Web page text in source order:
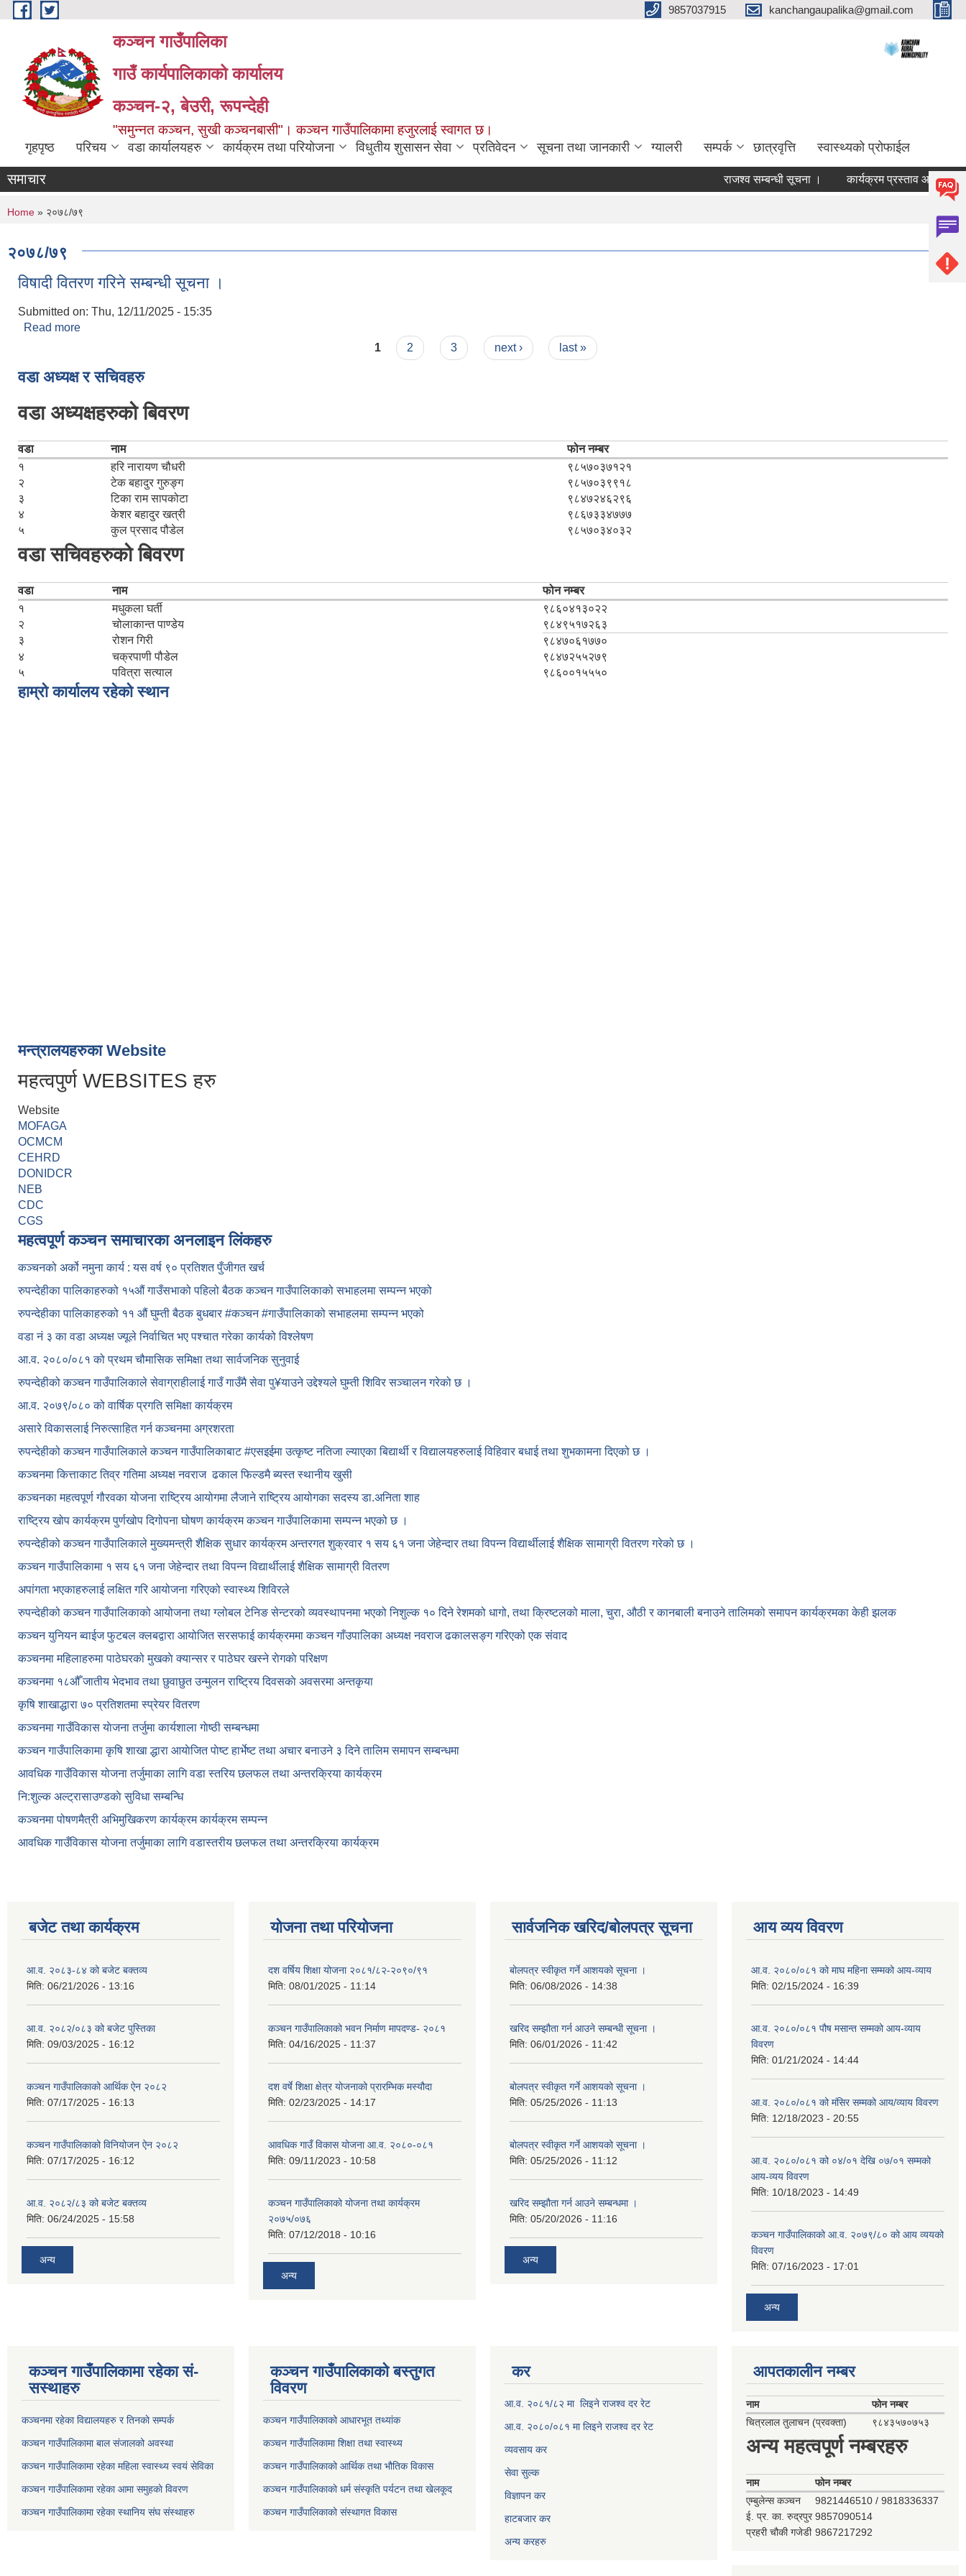
Skip to main content 9857037915 kanchangaupalika@gmail.com
कञ्चन गाउँपालिका
गाउँ कार्यपालिकाको कार्यालय
कञ्‍चन-२, बेउरी, रूपन्देही
"समुन्‍नत कञ्‍चन, सुखी कञ्‍चनबासी"। कञ्चन गाउँपालिकामा हजुरलाई स्वागत छ।
गृहपृष्ठ परिचय वडा कार्यालयहरु कार्यक्रम तथा परियोजना विधुतीय शुसासन सेवा प्रतिवेदन सूचना तथा जानकारी ग्यालरी सम्पर्क छात्रवृत्ति स्वास्थ्यको प्रोफाईल
समाचार राजश्व सम्बन्धी सूचना । कार्यक्रम प्रस्ताव आव्हान सम्बन्धी
You are here
Home » २०७८/७९
२०७८/७९
विषादी वितरण गरिने सम्बन्धी सूचना ।
Submitted on: Thu, 12/11/2025 - 15:35
Read more
1 2 3 next › last »
वडा अध्यक्ष र सचिवहरु
वडा अध्यक्षहरुको बिवरण
वडा नाम
फोन नम्बर
१
हरि नारायण चौधरी
९८५७०३७१२१
२
टेक बहादुर गुरुङ्ग
९८५७०३९९१८
३
टिका राम सापकोटा
९८४७२४६२९६
४
केशर बहादुर खत्री
९८६७३३४७७७
५
कुल प्रसाद पौडेल ९८५७०३४०३२
वडा सचिवहरुको बिवरण
वडा नाम
फोन नम्बर
१
मधुकला घर्ती
९८६०४१३०२२
२
चोलाकान्त पाण्डेय
९८४९५१७२६३
३
रोशन गिरी
९८४७०६१७७०
४
चक्रपाणी पौडेल
९८४७२५५२७९
५
पवित्रा सत्याल ९८६००१५५५०
हाम्रो कार्यालय रहेको स्थान
मन्त्रालयहरुका Website
महत्वपुर्ण WEBSITES हरु
Website
MOFAGA
OCMCM
CEHRD
DONIDCR
NEB
CDC
CGS
महत्वपूर्ण कञ्चन समाचारका अनलाइन लिंकहरु
कञ्चनको अर्को नमुना कार्य : यस वर्ष ९० प्रतिशत पुँजीगत खर्च
रुपन्देहीका पालिकाहरुको १५औं गाउँसभाको पहिलो बैठक कञ्चन गाउँपालिकाको सभाहलमा सम्पन्न भएको
रुपन्देहीका पालिकाहरुको ११ औं घुम्ती बैठक बुधबार #कञ्चन #गाउँपालिकाको सभाहलमा सम्पन्न भएको
वडा नं ३ का वडा अध्यक्ष ज्यूले निर्वाचित भए पश्चात गरेका कार्यको विश्लेषण
आ.व. २०८०/०८१ को प्रथम चौमासिक समिक्षा तथा सार्वजनिक सुनुवाई
रुपन्देहीको कञ्चन गाउँपालिकाले सेवाग्राहीलाई गाउँ गाउँमै सेवा पु¥याउने उद्देश्यले घुम्ती शिविर सञ्चालन गरेको छ ।
आ.व. २०७९/०८० को वार्षिक प्रगति समिक्षा कार्यक्रम
असारे विकासलाई निरुत्साहित गर्न कञ्चनमा अग्रशरता
रुपन्देहीको कञ्चन गाउँपालिकाले कञ्चन गाउँपालिकाबाट#एसइईमा उत्कृष्ट नतिजा ल्याएका बिद्यार्थी र विद्यालयहरुलाई विहिवार बधाई तथा शुभकामना दिएको छ ।
कञ्चनमा कित्ताकाट तिव्र गतिमा अध्यक्ष नवराज ढकाल फिल्डमै ब्यस्त स्थानीय खुसी
कञ्चनका महत्वपूर्ण गौरवका योजना राष्ट्रिय आयोगमा लैजाने राष्ट्रिय आयोगका सदस्य डा.अनिता शाह
राष्ट्रिय खोप कार्यक्रम पुर्णखोप दिगोपना घोषण कार्यक्रम कञ्‍चन गाउँपालिकामा सम्पन्न भएको छ ।
रुपन्देहीको कञ्चन गाउँपालिकाले मुख्यमन्त्री शैक्षिक सुधार कार्यक्रम अन्तरगत शुक्रवार १ सय ६१ जना जेहेन्दार तथा विपन्न विद्यार्थीलाई शैक्षिक सामाग्री वितरण गरेको छ ।
कञ्चन गाउँपालिकामा १ सय ६१ जना जेहेन्दार तथा विपन्न विद्यार्थीलाई शैक्षिक सामाग्री वितरण
अपांगता भएकाहरुलाई लक्षित गरि आयोजना गरिएको स्वास्थ्य शिविरले
रुपन्देहीको कञ्चन गाउँपालिकाको आयोजना तथा ग्लोबल टेनिङ सेन्टरको व्यवस्थापनमा भएको निशुल्क १० दिने रेशमको धागो, तथा क्रिष्टलको माला, चुरा, औठी र कानबाली बनाउने तालिमको समापन कार्यक्रमका केही झलक
कञ्चन युनियन ब्वाईज फुटबल क्लबद्वारा आयोजित सरसफाई कार्यक्रममा कञ्चन गाँउपालिका अध्यक्ष नवराज ढकालसङ्ग गरिएको एक संवाद
कञ्‍चनमा महिलाहरुमा पाठेघरको मुखकाे क्यान्सर र पाठेघर खस्‍ने राेगकाे परिक्षण
कञ्‍चनमा १८औँ जातीय भेदभाव तथा छुवाछुत उन्मुलन राष्ट्रिय दिवसकाे अवसरमा अन्तकृया
कृषि शाखाद्धारा ७० प्रतिशतमा स्प्रेयर वितरण
कञ्‍चनमा गाउँविकास याेजना तर्जुमा कार्यशाला गाेष्ठी सम्बन्धमा
कञ्‍चन गाउँपालिकामा कृषि शाखा द्धारा आयाेजित पाेष्ट हार्भेष्ट तथा अचार बनाउने ३ दिने तालिम समापन सम्बन्‍धमा
आवधिक गाउँविकास योजना तर्जुमाका लागि वडा स्तरिय छलफल तथा अन्तरक्रिया कार्यक्रम
नि:शुल्क अल्ट्रासाउण्डकाे सुविधा सम्बन्धि
कञ्चनमा पोषणमैत्री अभिमुखिकरण कार्यक्रम कार्यक्रम सम्पन्न
आवधिक गाउँविकास योजना तर्जुमाका लागि वडास्तरीय छलफल तथा अन्तरक्रिया कार्यक्रम
बजेट तथा कार्यक्रम
आ.व. २०८३-८४ को बजेट बक्तव्य
मिति: 06/21/2026 - 13:16
आ.व. २०८२/०८३ को बजेट पुस्तिका
मिति: 09/03/2025 - 16:12
कञ्‍चन गाउँपालिकाको आर्थिक ऐन २०८२
मिति: 07/17/2025 - 16:13
कञ्‍चन गाउँपालिकाको विनियोजन ऐन २०८२
मिति: 07/17/2025 - 16:12
आ.व. २०८२/८३ को बजेट बक्तव्य
मिति: 06/24/2025 - 15:58
अन्य
योजना तथा परियोजना
दश वर्षिय शिक्षा योजना २०८१/८२-२०९०/९१
मिति: 08/01/2025 - 11:14
कञ्‍चन गाउँपालिकाको भवन निर्माण मापदण्ड- २०८१
मिति: 04/16/2025 - 11:37
दश वर्षे शिक्षा क्षेत्र योजनाको प्रारम्भिक मस्यौदा
मिति: 02/23/2025 - 14:17
आवधिक गाउँ विकास योजना आ.व. २०८०-०८१
मिति: 09/11/2023 - 10:58
कञ्चन गाउँपालिकाको योजना तथा कार्यक्रम
२०७५/०७६
मिति: 07/12/2018 - 10:16
अन्य
सार्वजनिक खरिद/बोलपत्र सूचना
बोलपत्र स्वीकृत गर्ने आशयको सूचना ।
मिति: 06/08/2026 - 14:38
खरिद सम्झौता गर्न आउने सम्बन्धी सूचना ।
मिति: 06/01/2026 - 11:42
बोलपत्र स्वीकृत गर्ने आशयको सूचना ।
मिति: 05/25/2026 - 11:13
बोलपत्र स्वीकृत गर्ने आशयको सूचना ।
मिति: 05/25/2026 - 11:12
खरिद सम्झौता गर्न आउने सम्बन्धमा ।
मिति: 05/20/2026 - 11:16
अन्य
आय व्यय विवरण
आ.व. २०८०/०८१ को माघ महिना सम्मको आय-व्याय
मिति: 02/15/2024 - 16:39
आ.व. २०८०/०८१ पौष मसान्त सम्मको आय-व्याय
विवरण
मिति: 01/21/2024 - 14:44
आ.व. २०८०/०८१ को मंसिर सम्मको आय/व्याय विवरण
मिति: 12/18/2023 - 20:55
आ.व. २०८०/०८१ को ०४/०१ देखि ०७/०१ सम्मको
आय-व्यय विवरण
मिति: 10/18/2023 - 14:49
कञ्‍चन गाउँपालिकाको आ.व. २०७९/८० को आय व्ययको
विवरण
मिति: 07/16/2023 - 17:01
अन्य
कञ्चन गाउँपालिकामा रहेका सं-
सस्थाहरु
कञ्चनमा रहेका विद्यालयहरु र तिनकाे सम्पर्क
कञ्चन गाउँपालिकामा बाल संजालको अवस्था
कञ्चन गाउँपालिकामा रहेका महिला स्वास्थ्य स्वयं सेविका
कञ्चन गाउँपालिकामा रहेका आमा समुहकाे विवरण
कञ्चन गाउँपालिकामा रहेका स्थानिय संघ संस्थाहरु
कञ्चन गाउँपालिकाकाे बस्तुगत
विवरण
कञ्चन गाउँपालिकाको आधारभूत तथ्यांक
कञ्चन गाउँपालिकामा शिक्षा तथा स्वास्थ्य
कञ्चन गाउँपालिकाको आर्थिक तथा भौतिक विकास
कञ्चन गाउँपालिकाको धर्म संस्कृति पर्यटन तथा खेलकूद
कञ्चन गाउँपालिकाको संस्थागत विकास
कर
आ.व. २०८१/८२ मा लिइने राजश्व दर रेट
आ.व. २०८०/०८१ मा लिइने राजश्व दर रेट
व्यवसाय कर
सेवा सुल्क
विज्ञापन कर
हाटबजार कर
अन्य करहरु
आपतकालीन नम्बर
नाम
फोन नम्बर
चित्रलाल तुलाचन (प्रवक्ता)
९८४३५७०७५३
अन्य महत्वपूर्ण नम्बरहरु
नाम
फोन नम्बर
एम्बुलेन्स कञ्‍चन
9821446510 / 9818336337
ई. प्र. का. रुद्रपुर 9857090514
प्रहरी चौकी गजेडी 9867217292